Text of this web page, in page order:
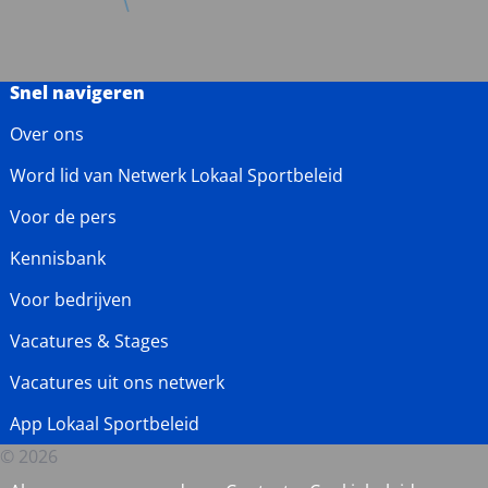
Snel navigeren
Over ons
Word lid van Netwerk Lokaal Sportbeleid
Voor de pers
Kennisbank
Voor bedrijven
Vacatures & Stages
Vacatures uit ons netwerk
App Lokaal Sportbeleid
© 2026